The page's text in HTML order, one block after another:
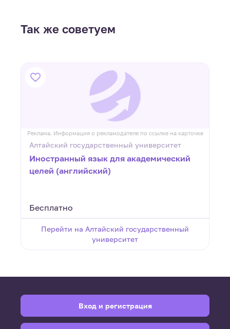
Так же советуем
Реклама. Информация о рекламодателе по ссылке на карточке
Алтайский государственный университет
Иностранный язык для академический
целей (английский)
Бесплатно
Перейти на Алтайский государственный
университет
Вход и регистрация